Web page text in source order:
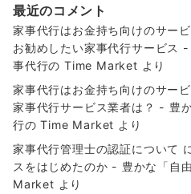
最近のコメント
家事代行はお金持ち向けのサービ
お勧めしたい家事代行サービス
事代行の Time Market より
家事代行はお金持ち向けのサービ
家事代行サービス業者は？ - 豊
行の Time Market より
家事代行管理士の認証について
スをはじめたのか - 豊かな「自
Market より